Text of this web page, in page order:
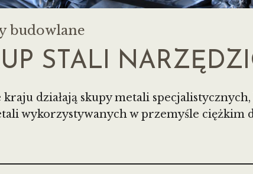
budowlane
STALI
działają skupy metali
wykorzystywanych w przemyśle ciężkim